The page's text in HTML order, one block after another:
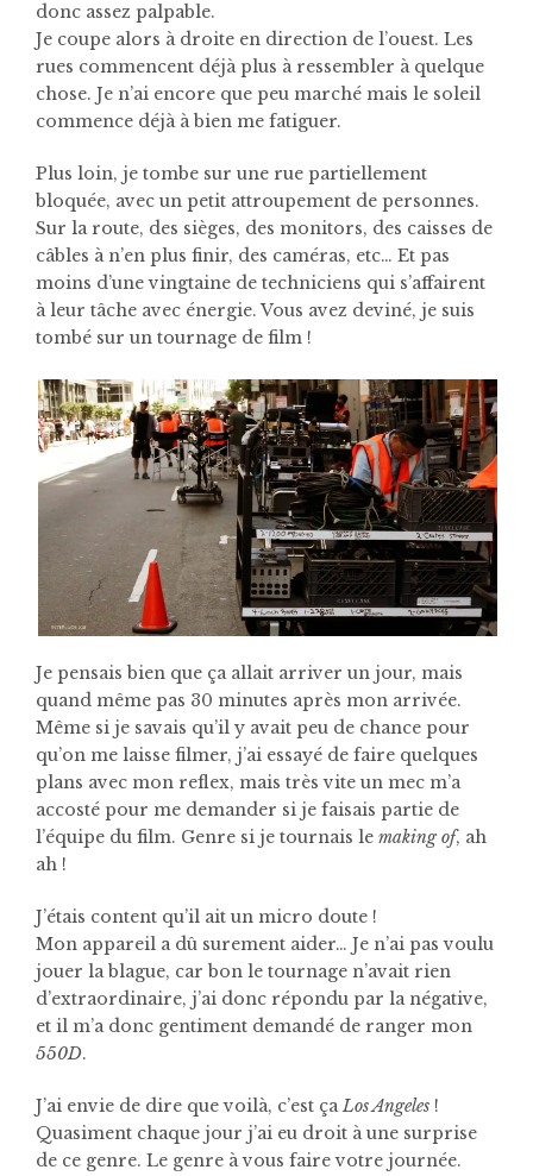
donc assez palpable.
Je coupe alors à droite en direction de l’ouest. Les
rues commencent déjà plus à ressembler à quelque
chose. Je n’ai encore que peu marché mais le soleil
commence déjà à bien me fatiguer.
Plus loin, je tombe sur une rue partiellement
bloquée, avec un petit attroupement de personnes.
Sur la route, des sièges, des monitors, des caisses de
câbles à n’en plus finir, des caméras, etc… Et pas
moins d’une vingtaine de techniciens qui s’affairent
à leur tâche avec énergie. Vous avez deviné, je suis
tombé sur un tournage de film !
Je pensais bien que ça allait arriver un jour, mais
quand même pas 30 minutes après mon arrivée.
Même si je savais qu’il y avait peu de chance pour
qu’on me laisse filmer, j’ai essayé de faire quelques
plans avec mon reflex, mais très vite un mec m’a
accosté pour me demander si je faisais partie de
l’équipe du film. Genre si je tournais le making of, ah
ah !
J’étais content qu’il ait un micro doute !
Mon appareil a dû surement aider… Je n’ai pas voulu
jouer la blague, car bon le tournage n’avait rien
d’extraordinaire, j’ai donc répondu par la négative,
et il m’a donc gentiment demandé de ranger mon
550D.
J’ai envie de dire que voilà, c’est çaLos Angeles !
Quasiment chaque jour j’ai eu droit à une surprise
de ce genre. Le genre à vous faire votre journée.